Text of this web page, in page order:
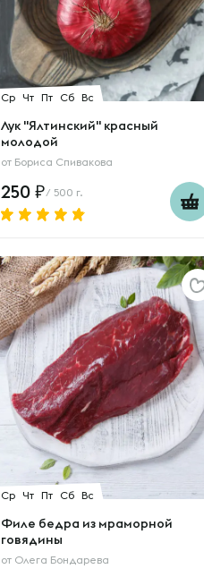
Ср Чт Пт Сб Вс
Лук "Ялтинский" красный
молодой
от Бориса Спивакова
250 / 500 г.
Ср Чт Пт Сб Вс
Филе бедра из мраморной
говядины
от Олега Бондарева